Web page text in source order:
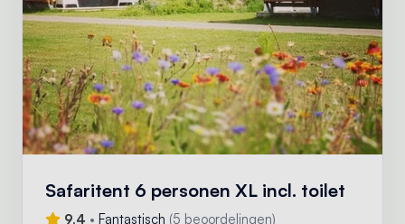
Safaritent 6 personen XL incl. toilet
9,4 • Fantastisch (5 beoordelingen)